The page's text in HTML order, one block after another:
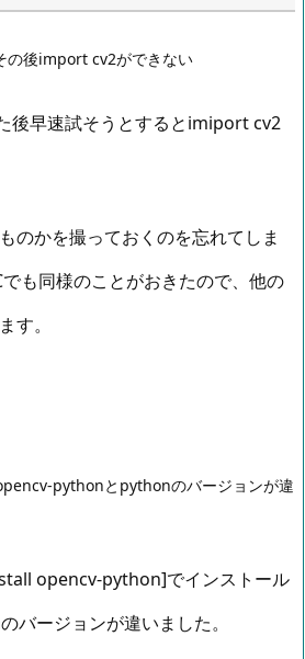
の後import cv2ができない
後早速試そうとするとimiport cv2
のかを撮っておくのを忘れてしま
も同様のことがおきたので、他の
す。
pythonとpythonのバージョンが違
opencv-python]でインストール
バージョンが違いました。